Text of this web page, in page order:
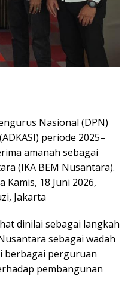
Nasional (DPN)
periode 2025–
amanah sebagai
(IKA BEM Nusantara).
18 Juni 2026,
Jakarta
dinilai sebagai langkah
sebagai wadah
berbagai perguruan
pembangunan